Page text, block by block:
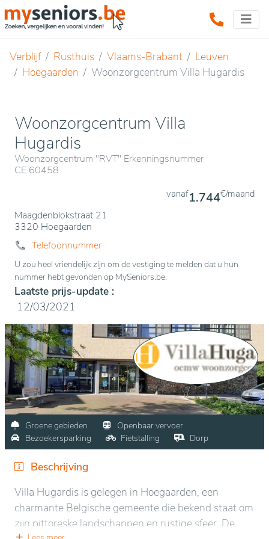
Verblijf Rusthuis Vlaams-Brabant
Leuven
Hoegaarden
Woonzorgcentrum Villa Hugardis
Woonzorgcentrum Villa
Hugardis
Woonzorgcentrum "RVT" Erkenningsnummer
CE 60458
Maagdenblokstraat 21
3320 Hoegaarden
vanaf1.744€/maand
Telefoonnummer
U zou heel vriendelijk zijn om de vestiging te melden dat u hun
nummer hebt gevonden op MySeniors.be.
Laatste prijs-update :
12/03/2021
Groene gebieden
Openbaar vervoer
Bezoekersparking
Fietstalling Dorp
Beschrijving
Villa Hugardis is gelegen in Hoegaarden, een
charmante Belgische gemeente die bekend staat om
zijn pittoreske landschappen en rustige sfeer. De